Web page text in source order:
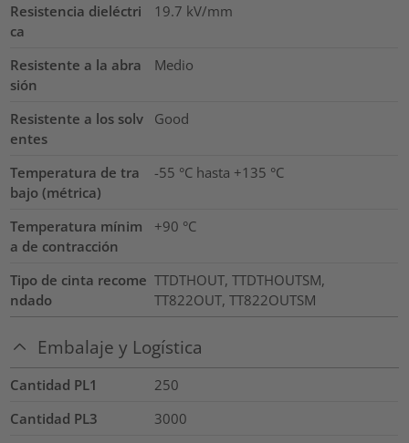
Resistencia dieléctri
ca
19.7 kV/mm
Resistente a la abra
sión
Medio
Resistente a los solv
entes
Good
Temperatura de tra
bajo (métrica)
-55 °C hasta +135 °C
Temperatura mínim
a de contracción
+90 °C
Tipo de cinta recome
ndado
TTDTHOUT, TTDTHOUTSM,
TT822OUT, TT822OUTSM
Embalaje y Logística
Cantidad PL1
250
Cantidad PL3
3000